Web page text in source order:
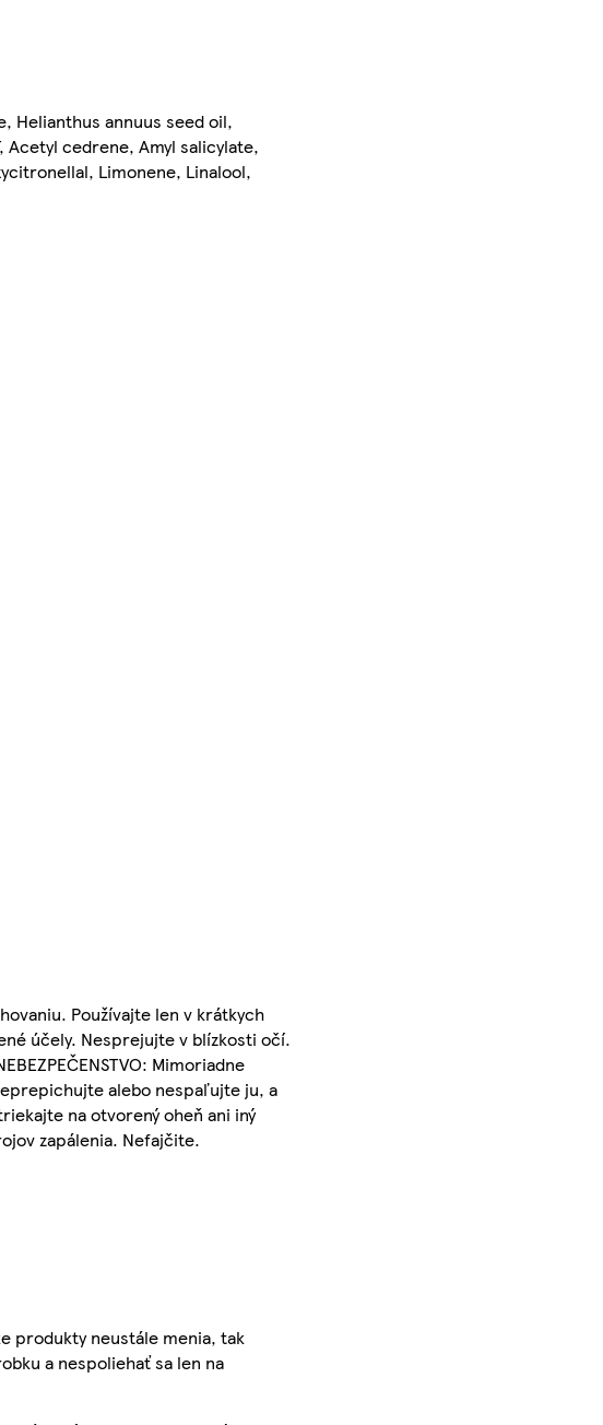
Helianthus annuus seed oil,
cedrene, Amyl salicylate,
Limonene, Linalool,
Používajte len v krátkych
účely. Nesprejujte v blízkosti očí.
Mimoriadne
alebo nespaľujte ju, a
na otvorený oheň ani iný
zapálenia. Nefajčite.
produkty neustále menia, tak
a nespoliehať sa len na